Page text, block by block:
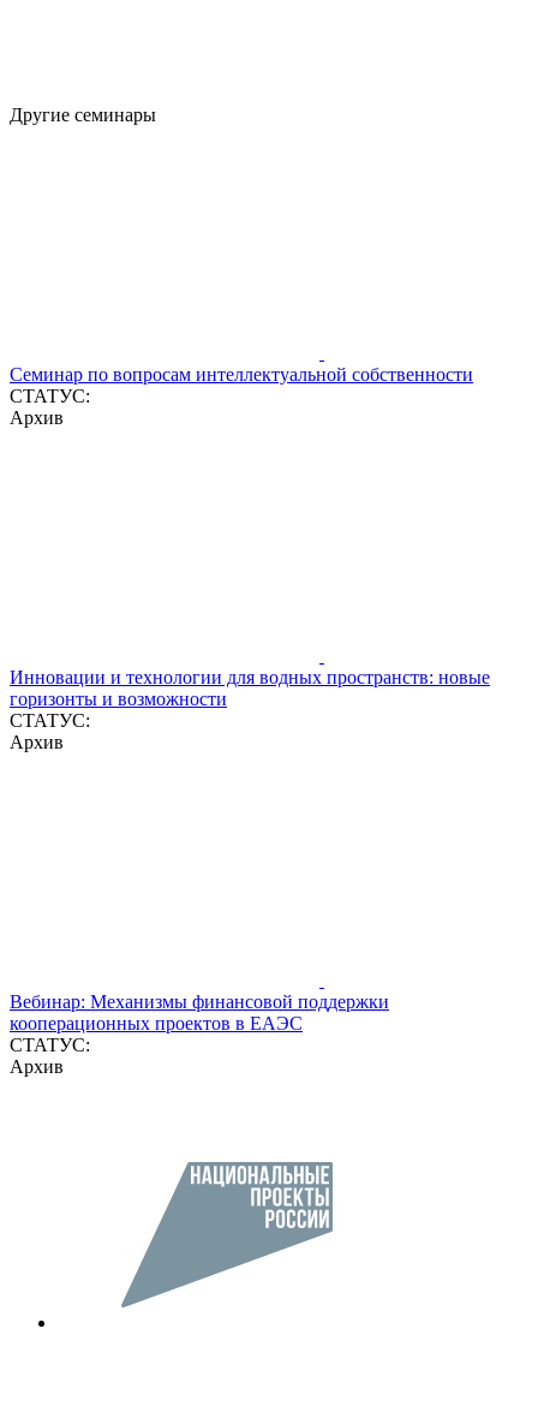
Другие семинары
Семинар по вопросам интеллектуальной собственности
СТАТУС:
Архив
Инновации и технологии для водных пространств: новые
горизонты и возможности
СТАТУС:
Архив
Вебинар: Механизмы финансовой поддержки
кооперационных проектов в ЕАЭС
СТАТУС:
Архив